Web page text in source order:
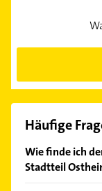
Häufige
Wie finde ich
Stadtteil